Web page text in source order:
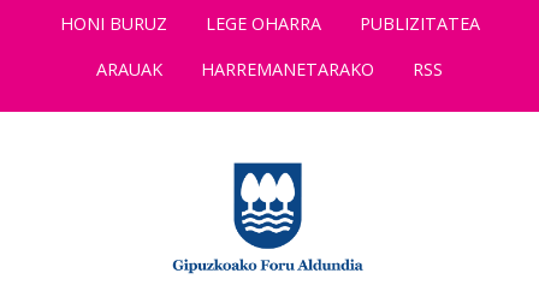
HONI BURUZ LEGE OHARRA
PUBLIZITATEA
ARAUAK
HARREMANETARAKO RSS